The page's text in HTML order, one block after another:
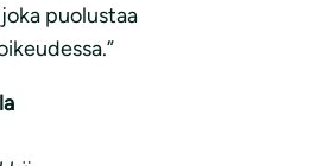
puolustaa